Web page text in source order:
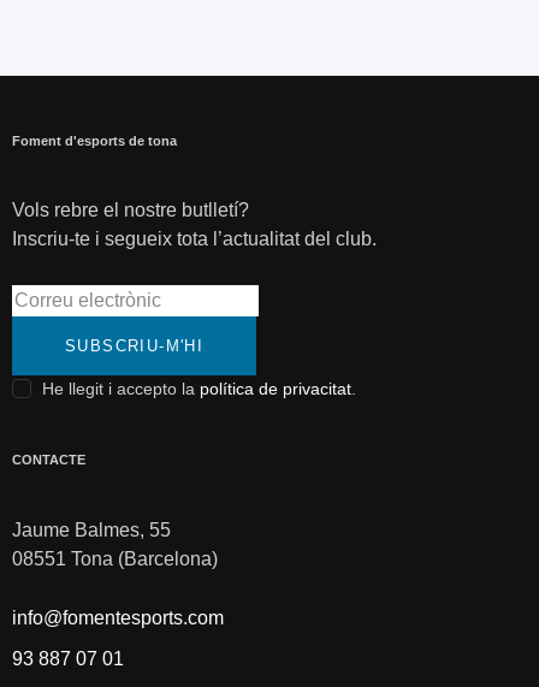
Foment d'esports de tona
Vols rebre el nostre butlletí?
Inscriu-te i segueix tota l’actualitat del club.
SUBSCRIU-M'HI
He llegit i accepto la política de privacitat
CONTACTE
Jaume Balmes, 55
08551 Tona (Barcelona)
info@fomentesports.com
93 887 07 01